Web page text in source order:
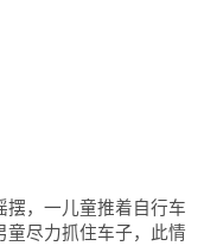
摆，一儿童推着自行车
童尽力抓住车子，此情